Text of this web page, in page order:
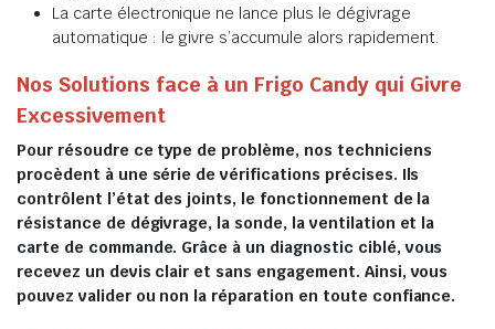
La carte électronique ne lance plus le dégivrage
automatique : le givre s’accumule alors rapidement.
Nos Solutions face à un Frigo Candy qui Givre
Excessivement
Pour résoudre ce type de problème, nos techniciens
procèdent à une série de vérifications précises. Ils
contrôlent l’état des joints, le fonctionnement de la
résistance de dégivrage, la sonde, la ventilation et la
carte de commande. Grâce à un diagnostic ciblé, vous
recevez un devis clair et sans engagement. Ainsi, vous
pouvez valider ou non la réparation en toute confiance.